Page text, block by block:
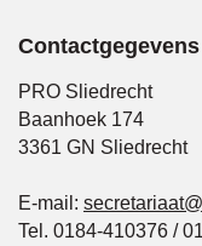
Contactgegevens
PRO Sliedrecht
Baanhoek 174
3361 GN Sliedrecht
E-mail:
Tel. 0184-410376 /